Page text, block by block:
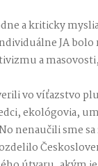
a kriticky
JA bolo
a
vo víťazstvo
ekológovia,
nenaučili sme sa